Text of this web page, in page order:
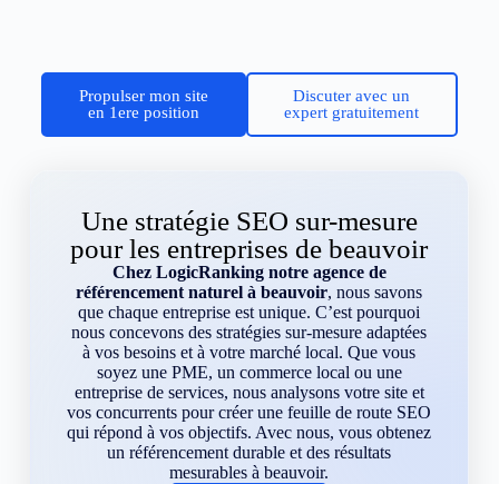
Propulser mon site
en 1ere position
Discuter avec un
expert gratuitement
Une stratégie SEO sur-mesure
pour les entreprises de beauvoir
Chez LogicRanking notre agence de
référencement naturel à beauvoir, nous savons
que chaque entreprise est unique. C’est pourquoi
nous concevons des stratégies sur-mesure adaptées
à vos besoins et à votre marché local. Que vous
soyez une PME, un commerce local ou une
entreprise de services, nous analysons votre site et
vos concurrents pour créer une feuille de route SEO
qui répond à vos objectifs. Avec nous, vous obtenez
un référencement durable et des résultats
mesurables à beauvoir.